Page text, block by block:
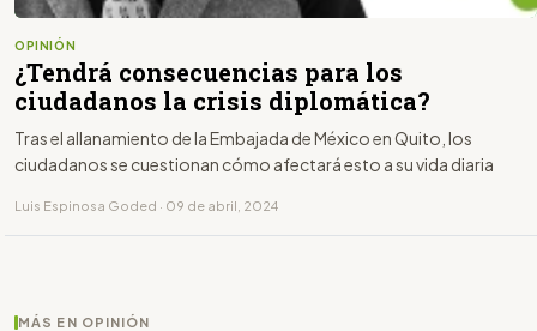
OPINIÓN
¿Tendrá consecuencias para los
ciudadanos la crisis diplomática?
Tras el allanamiento de la Embajada de México en Quito, los
ciudadanos se cuestionan cómo afectará esto a su vida diaria
Luis Espinosa Goded · 09 de abril, 2024
MÁS EN OPINIÓN